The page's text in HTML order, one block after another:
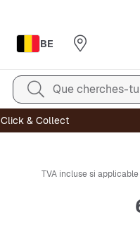
BE
Que cherches-
Click & Collect
TVA incluse si